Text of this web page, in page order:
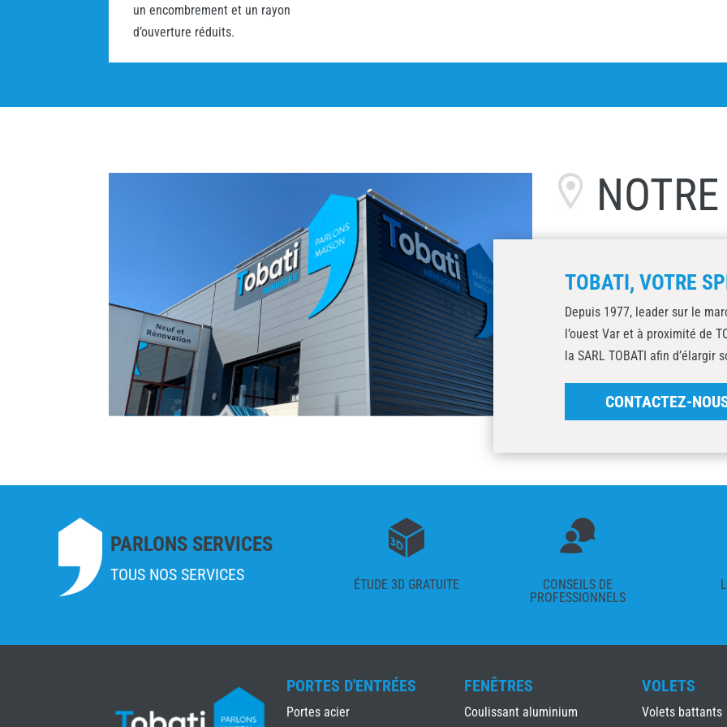
un encombrement et un rayon
d’ouverture réduits.
TOBATI, VOTRE
Depuis 1977, leader sur le
l’ouest Var et à proximité de
la SARL TOBATI afin d’élargir
CONTACTEZ-
PARLONS SERVICES
TOUS NOS SERVICES
ÉTUDE 3D GRATUITE
CONSEILS DE
PROFESSIONNELS
PORTES D'ENTRÉES
Portes acier
FENÊTRES
Coulissant aluminium
VOLETS
Volets battants